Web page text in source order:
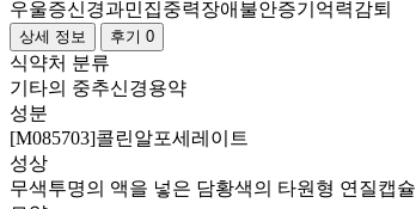
우울증신경과민집중력장애 불안증기억력감퇴
상세 정보 후기 0
식약처 분류
기타의 중추신경용약
성분
[M085703]콜린알포세레이트
성상
무색투명의 액을 넣은 담황색의 타원형 연질캡슐